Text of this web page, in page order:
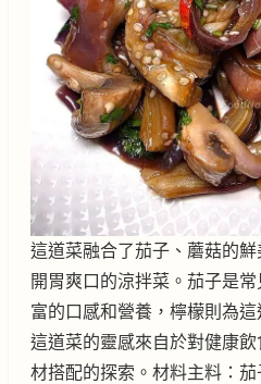
這道菜融合了茄子、蘑菇的
開胃爽口的涼拌菜。茄子是
富的口感和營養，檸檬則為
這道菜的靈感來自於對健康
材搭配的探索。材料主料：